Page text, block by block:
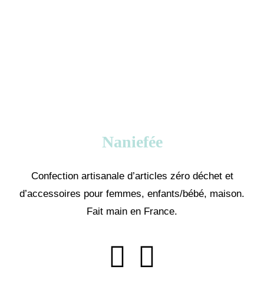
Naniefée
Confection artisanale d’articles zéro déchet et
d’accessoires pour femmes, enfants/bébé, maison.
Fait main en France.